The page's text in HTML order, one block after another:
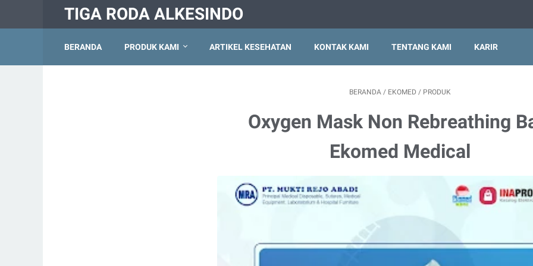
TIGA RODA ALKESINDO
BERANDA PRODUK KAMI ARTIKEL KESEHATAN KONTAK KAMI TENTANG KAMI KARIR
BERANDA / EKOMED / PRODUK
Oxygen Mask Non Rebreathing
Ekomed Medical